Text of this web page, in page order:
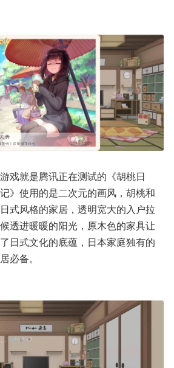
戏就是腾讯正在测试的《胡桃日
》使用的是二次元的画风，胡桃和
式风格的家居，透明宽大的入户拉
透进暖暖的阳光，原木色的家具让
日式文化的底蕴，日本家庭独有的
必备。